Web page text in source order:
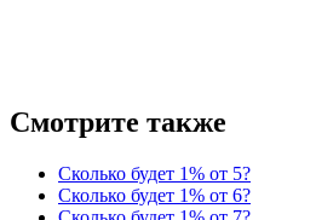
Смотрите также
Сколько будет 1% от 5?
Сколько будет 1% от 6?